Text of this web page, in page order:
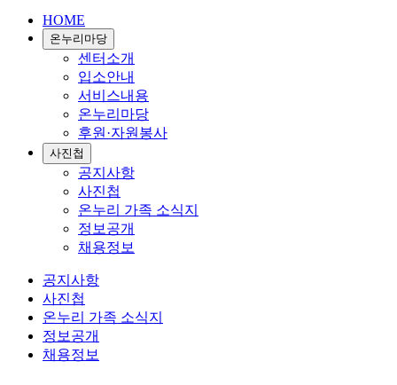
HOME
온누리마당
센터소개
입소안내
서비스내용
온누리마당
후원·자원봉사
사진첩
공지사항
사진첩
온누리 가족 소식지
정보공개
채용정보
공지사항
사진첩
온누리 가족 소식지
정보공개
채용정보